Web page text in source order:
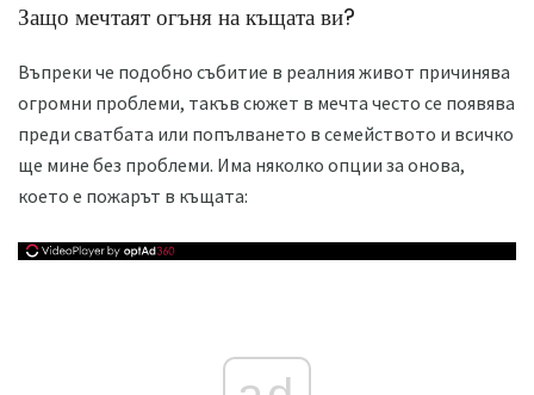
Защо мечтаят огъня на къщата ви?
Въпреки че подобно събитие в реалния живот причинява
огромни проблеми, такъв сюжет в мечта често се появява
преди сватбата или попълването в семейството и всичко
ще мине без проблеми. Има няколко опции за онова,
което е пожарът в къщата: